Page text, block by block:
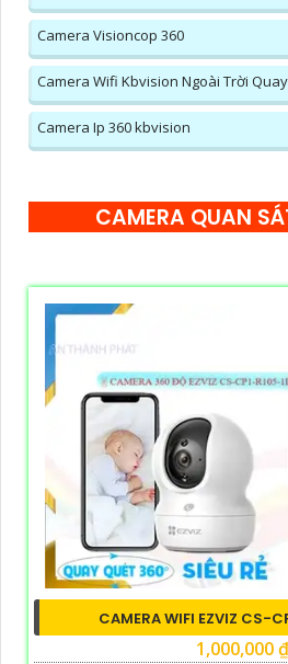
Camera Visioncop 360
Camera Wifi Kbvision Ngoài Trời
Camera Ip 360 kbvision
CAMERA QUAN
CAMERA WIFI EZVIZ CS-
1,000,000 ₫